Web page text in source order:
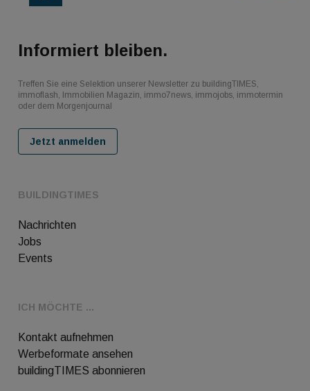
BUILDINGTIMES
Nachrichten
Jobs
Events
ICH MÖCHTE ...
Kontakt aufnehmen
Werbeformate ansehen
buildingTIMES abonnieren
Informiert bleiben.
Treffen Sie eine Selektion unserer Newsletter zu buildingTIMES,
immoflash, Immobilien Magazin, immo7news, immojobs, immotermin
oder dem Morgenjournal
Jetzt anmelden